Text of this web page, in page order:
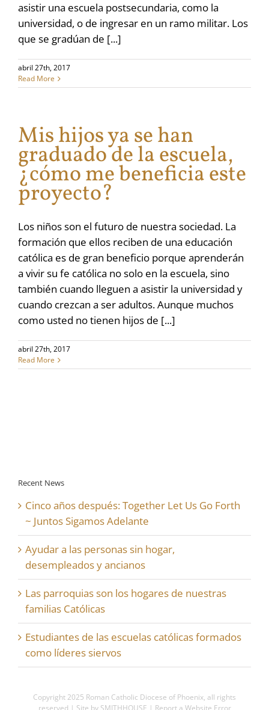
asistir una escuela postsecundaria, como la
universidad, o de ingresar en un ramo militar. Los
que se gradúan de [...]
abril 27th, 2017
Read More
Mis hijos ya se han
graduado de la escuela,
¿cómo me beneficia este
proyecto?
Los niños son el futuro de nuestra sociedad. La
formación que ellos reciben de una educación
católica es de gran beneficio porque aprenderán
a vivir su fe católica no solo en la escuela, sino
también cuando lleguen a asistir la universidad y
cuando crezcan a ser adultos. Aunque muchos
como usted no tienen hijos de [...]
abril 27th, 2017
Read More
Recent News
Cinco años después: Together Let Us Go Forth
~ Juntos Sigamos Adelante
Ayudar a las personas sin hogar,
desempleados y ancianos
Las parroquias son los hogares de nuestras
familias Católicas
Estudiantes de las escuelas católicas formados
como líderes siervos
Copyright 2025 Roman Catholic Diocese of Phoenix, all rights
reserved | Site by SMITHHOUSE | Report a Website Error